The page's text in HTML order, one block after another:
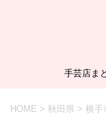
手芸店ま
HOME > 秋田県 > 横手